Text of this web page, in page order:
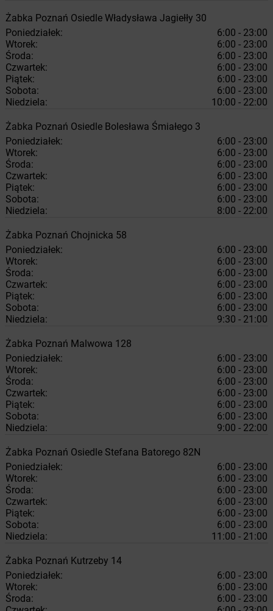
Żabka Poznań Osiedle Władysława Jagiełły 30
Poniedziałek:
6:00 - 23:00
Wtorek:
6:00 - 23:00
Środa:
6:00 - 23:00
Czwartek:
6:00 - 23:00
Piątek:
6:00 - 23:00
Sobota:
6:00 - 23:00
Niedziela:
10:00 - 22:00
Żabka Poznań Osiedle Bolesława Śmiałego 3
Poniedziałek:
6:00 - 23:00
Wtorek:
6:00 - 23:00
Środa:
6:00 - 23:00
Czwartek:
6:00 - 23:00
Piątek:
6:00 - 23:00
Sobota:
6:00 - 23:00
Niedziela:
8:00 - 22:00
Żabka Poznań Chojnicka 58
Poniedziałek:
6:00 - 23:00
Wtorek:
6:00 - 23:00
Środa:
6:00 - 23:00
Czwartek:
6:00 - 23:00
Piątek:
6:00 - 23:00
Sobota:
6:00 - 23:00
Niedziela:
9:30 - 21:00
Żabka Poznań Malwowa 128
Poniedziałek:
6:00 - 23:00
Wtorek:
6:00 - 23:00
Środa:
6:00 - 23:00
Czwartek:
6:00 - 23:00
Piątek:
6:00 - 23:00
Sobota:
6:00 - 23:00
Niedziela:
9:00 - 22:00
Żabka Poznań Osiedle Stefana Batorego 82N
Poniedziałek:
6:00 - 23:00
Wtorek:
6:00 - 23:00
Środa:
6:00 - 23:00
Czwartek:
6:00 - 23:00
Piątek:
6:00 - 23:00
Sobota:
6:00 - 23:00
Niedziela:
11:00 - 21:00
Żabka Poznań Kutrzeby 14
Poniedziałek:
6:00 - 23:00
Wtorek:
6:00 - 23:00
Środa:
6:00 - 23:00